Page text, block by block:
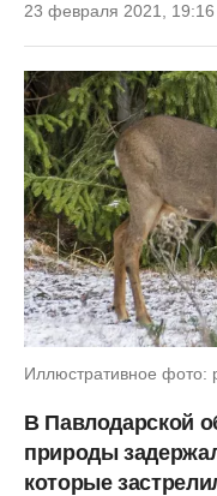
23 февраля 2021, 19:16
Иллюстративное фото:
В Павлодарской
природы
которые